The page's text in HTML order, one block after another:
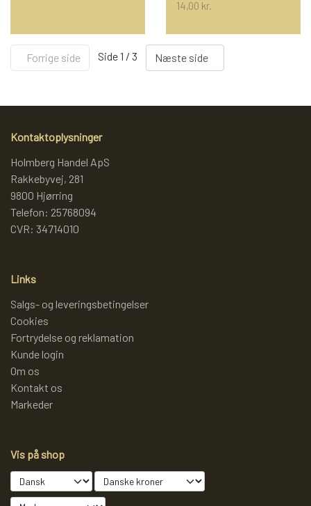
14,00 kr.
Forrige side Side 1 / 3 Næste side
Kontaktoplysninger
Holmberg Handel ApS
Rakkebyvej, 281
9800 Hjørring
Telefon: 25768094
CVR: 34714010
Links
Salgs- og leveringsbetingelser
Cookies
Fortrydelse og reklamation
Kunde login
Om os
Kontakt os
Markeder
Vis på shop